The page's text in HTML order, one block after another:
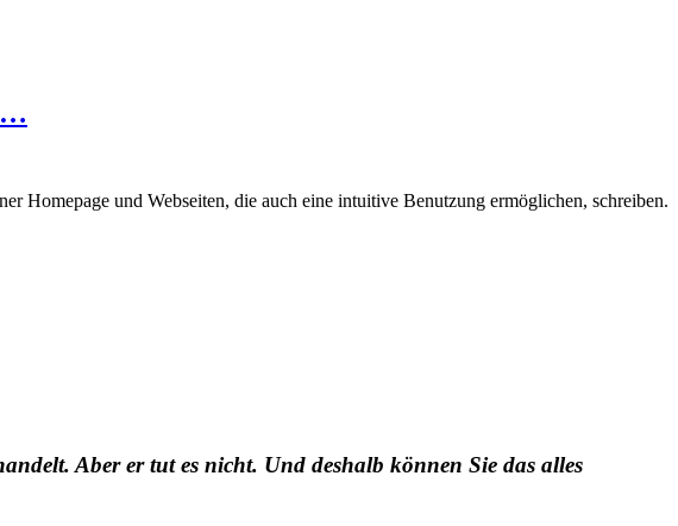
Homepage und Webseiten, die auch eine intuitive Benutzung ermöglichen, schreiben.
Aber er tut es nicht. Und deshalb können Sie das alles